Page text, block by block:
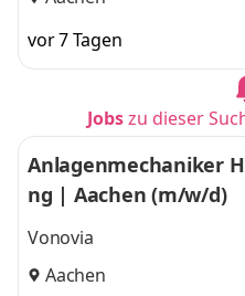
vor 7 Tagen
Jobszu dieser
Anlagenmechaniker
ng | Aachen (m/w/d)
Vonovia
Aachen